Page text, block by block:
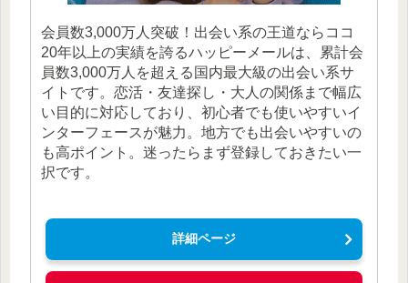
会員数3,000万人突破！出会い系の王道ならココ
20年以上の実績を誇るハッピーメールは、累計会
員数3,000万人を超える国内最大級の出会い系サ
イトです。恋活・友達探し・大人の関係まで幅広
い目的に対応しており、初心者でも使いやすいイ
ンターフェースが魅力。地方でも出会いやすいの
も高ポイント。迷ったらまず登録しておきたい一
択です。
詳細ページ